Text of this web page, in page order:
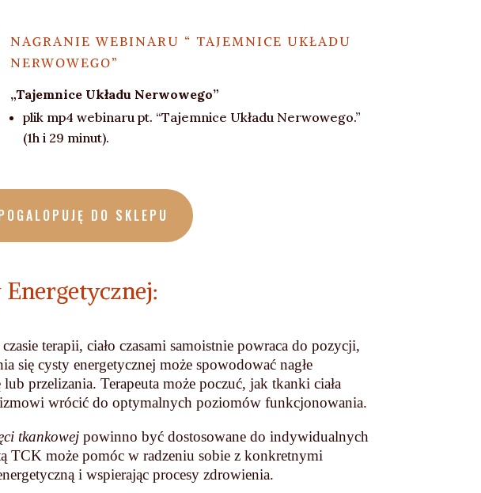
NAGRANIE WEBINARU “ TAJEMNICE UKŁADU
NERWOWEGO”
„Tajemnice Układu Nerwowego”
plik mp4 webinaru pt. “Tajemnice Układu Nerwowego.”
(1h i 29 minut).
DO SKLEPU
terapii, ciało czasami samoistnie powraca do pozycji,
się cysty energetycznej może spowodować nagłe
przelizania. Terapeuta może poczuć, jak tkanki ciała
wrócić do optymalnych poziomów funkcjonowania.
tkankowej powinno być dostosowane do indywidualnych
TCK może pomóc w radzeniu sobie z konkretnymi
i wspierając procesy zdrowienia.